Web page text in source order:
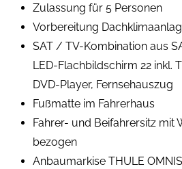
Zulassung für 5 Personen
Vorbereitung
SAT / TV-Kombination aus
LED-Flachbildschirm 22 inkl.
DVD-Player, Fernsehauszug
Fußmatte im Fahrerhaus
Fahrer- und Beifahrersitz mit
bezogen
Anbaumarkise THULE